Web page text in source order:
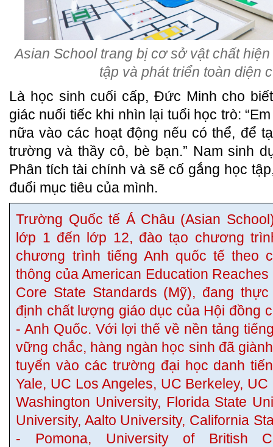
Asian School trang bị cơ sở vật chất
tập và phát triển toàn diện
Là học sinh cuối cấp, Đức Minh cho
giác nuối tiếc khi nhìn lại tuổi học trò:
nữa vào các hoạt động nếu có thể, để
trường và thầy cô, bè bạn.” Nam sinh
Phân tích tài chính và sẽ cố gắng học
đuổi mục tiêu của mình.
Trường Quốc tế Á Châu (Asian
lớp 1 đến lớp 12, đào tạo chương
chương trình tiếng Anh quốc tế theo
thông của American Education
Core State Standards (Mỹ), đang
định chất lượng giáo dục của Hội đồng
- Anh Quốc. Với lợi thế về nền tảng
vững chắc, hàng ngàn học sinh đã
tuyển vào các trường đại học danh
Yale, UC Los Angeles, UC Berkeley,
Washington University, Florida State
University, Aalto University, California
- Pomona, University of British